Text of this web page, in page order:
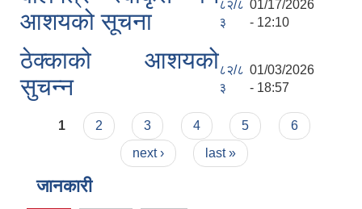
आशयको सूचना
८२/८
३
01/17/2026
- 12:10
ठेक्काको आशयको
सुचन्न
८२/८
३
01/03/2026
- 18:57
Pages
1 2 3 4 5
6
next ›
last »
जानकारी